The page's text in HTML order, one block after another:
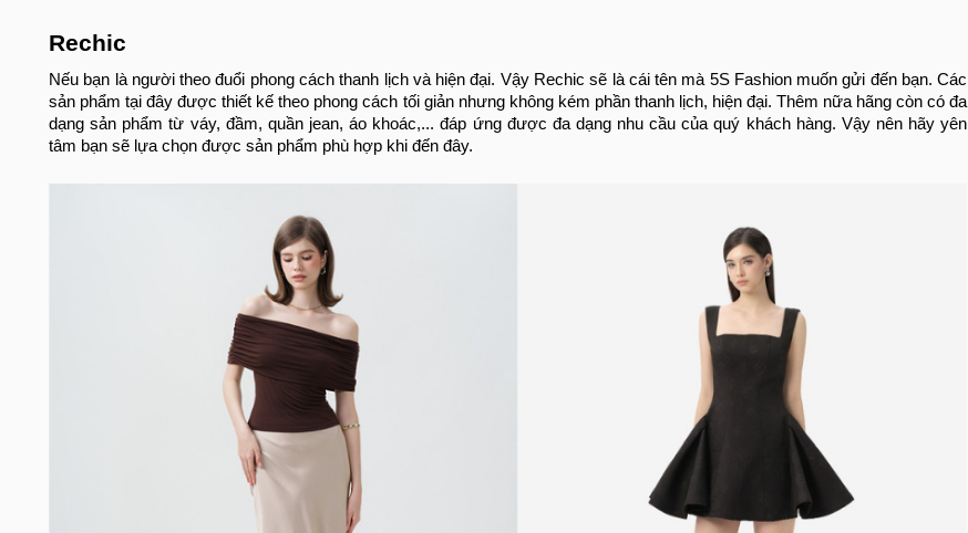
Rechic
Nếu bạn là người theo đuổi phong cách thanh lịch và hiện đại. Vậy Rechic sẽ là cái tên mà 5S Fashion muốn gửi đến bạn. Các
sản phẩm tại đây được thiết kế theo phong cách tối giản nhưng không kém phần thanh lịch, hiện đại. Thêm nữa hãng còn có đa
dạng sản phẩm từ váy, đầm, quần jean, áo khoác,... đáp ứng được đa dạng nhu cầu của quý khách hàng. Vậy nên hãy yên
tâm bạn sẽ lựa chọn được sản phẩm phù hợp khi đến đây.